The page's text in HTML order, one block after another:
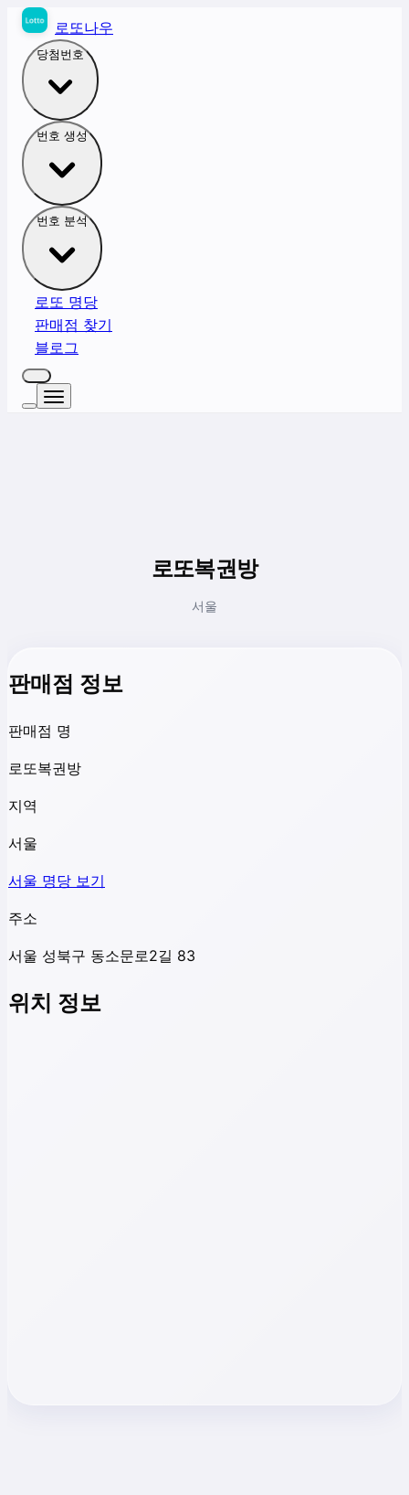
로또나우
당첨번호
번호 생성
번호 분석
로또 명당
판매점 찾기
블로그
로또복권방
서울
판매점 정보
판매점 명
로또복권방
지역
서울
서울 명당 보기
주소
서울 성북구 동소문로2길 83
위치 정보